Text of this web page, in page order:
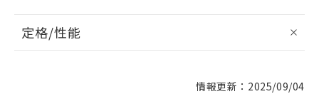
定格/性能
情報更新：2025/09/04